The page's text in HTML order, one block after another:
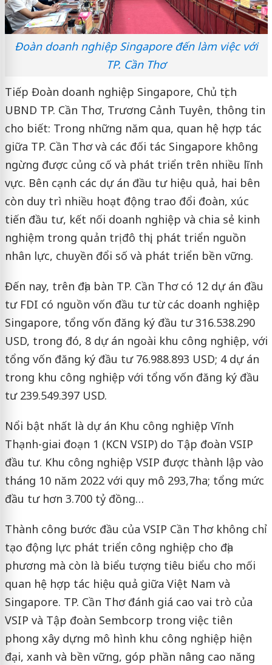
Đoàn doanh nghiệp Singapore đến làm việc với
TP. Cần Thơ
Tiếp Đoàn doanh nghiệp Singapore, Chủ tịch
UBND TP. Cần Thơ, Trương Cảnh Tuyên, thông tin
cho biết: Trong những năm qua, quan hệ hợp tác
giữa TP. Cần Thơ và các đối tác Singapore không
ngừng được củng cố và phát triển trên nhiều lĩnh
vực. Bên cạnh các dự án đầu tư hiệu quả, hai bên
còn duy trì nhiều hoạt động trao đổi đoàn, xúc
tiến đầu tư, kết nối doanh nghiệp và chia sẻ kinh
nghiệm trong quản trị đô thị, phát triển nguồn
nhân lực, chuyền đổi số và phát triển bền vững.
Đến nay, trên địa bàn TP. Cần Thơ có 12 dự án đầu
tư FDI có nguồn vốn đầu tư từ các doanh nghiệp
Singapore, tổng vốn đăng ký đầu tư 316.538.290
USD, trong đó, 8 dự án ngoài khu công nghiệp, với
tổng vốn đăng ký đầu tư 76.988.893 USD; 4 dự án
trong khu công nghiệp với tổng vốn đăng ký đầu
tư 239.549.397 USD.
Nổi bật nhất là dự án Khu công nghiệp Vĩnh
Thạnh-giai đoạn 1 (KCN VSIP) do Tập đoàn VSIP
đầu tư. Khu công nghiệp VSIP được thành lập vào
tháng 10 năm 2022 với quy mô 293,7ha; tổng mức
đầu tư hơn 3.700 tỷ đồng…
Thành công bước đầu của VSIP Cần Thơ không chỉ
tạo động lực phát triển công nghiệp cho địa
phương mà còn là biểu tượng tiêu biểu cho mối
quan hệ hợp tác hiệu quả giữa Việt Nam và
Singapore. TP. Cần Thơ đánh giá cao vai trò của
VSIP và Tập đoàn Sembcorp trong việc tiên
phong xây dựng mô hình khu công nghiệp hiện
đại, xanh và bền vững, góp phần nâng cao năng